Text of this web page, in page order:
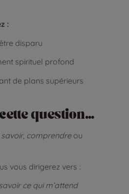
:
disparu
spirituel profond
de plans supérieurs
cette question…
savoir, comprendreou
vous dirigerez vers :
ce qui m’attend